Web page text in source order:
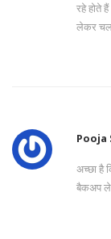
रहे होते
लेकर चल
Pooja
अच्छा है
बैकअप